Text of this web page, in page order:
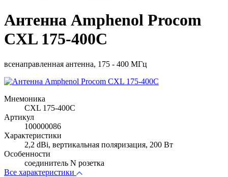
Антенна Amphenol Procom
CXL 175-400C
всенаправленная антенна, 175 - 400 МГц
Мнемоника
CXL 175-400C
Артикул
100000086
Характеристики
2,2 dBi, вертикальная поляризация, 200 Вт
Особенности
соединитель N розетка
Все характеристики